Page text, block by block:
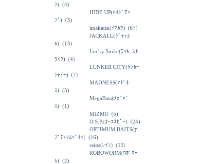
ﾝ) (4)
HIDE UP(ﾊｲﾄﾞｱｯ
ﾌﾟ) (3)
imakatsu(ｲﾏｶﾂ) (67)
JACKALL(ｼﾞｬｯｶ
ﾙ) (13)
Lucky Strike(ﾗｯｷｰｽﾄ
ﾗｲｸ) (4)
LUNKER CITY(ﾗﾝｶｰ
ｼﾃｨｰ) (7)
MADNESS(ﾏﾄﾞﾈ
ｽ) (3)
MegaBass(ﾒｶﾞﾊﾞ
ｽ) (1)
MIZMO (5)
O.S.P.(ｵｰｴｽﾋﾟｰ) (24)
OPTIMUM BAITS(ｵ
ﾌﾟﾃｨﾏﾑﾍﾞｲﾂ) (16)
reins(ﾚｲﾝ) (13)
ROBOWORM(ﾛﾎﾞﾜｰ
ﾑ) (2)